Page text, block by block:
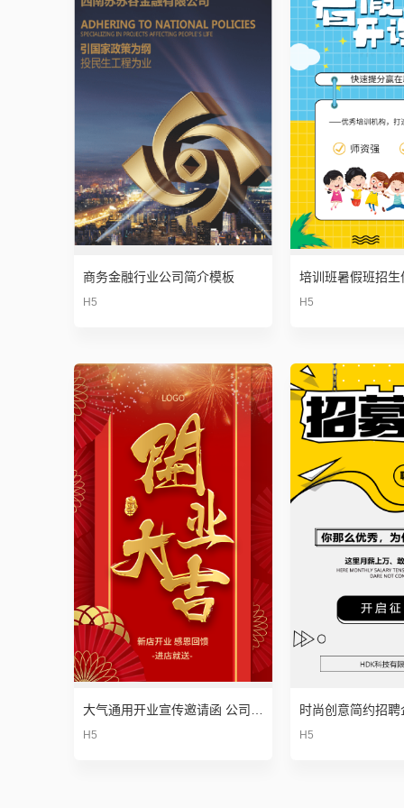
商务金融行业公司简介模板
H5 H5
H5 H5